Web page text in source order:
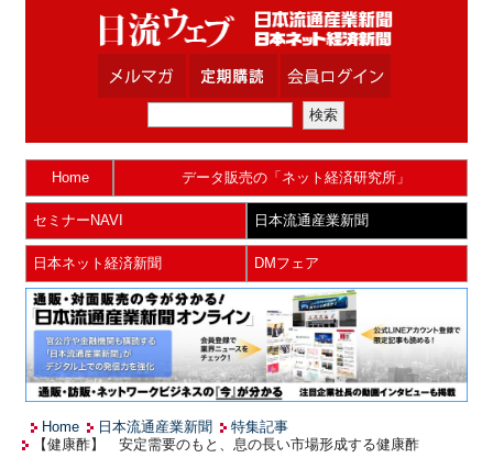
Home データ販売の「ネット経済研究所」
セミナーNAVI 日本流通産業新聞
日本ネット経済新聞 DMフェア
Home 日本流通産業新聞
特集記事
【健康酢】 安定需要のもと、息の長い市場形成する健康酢